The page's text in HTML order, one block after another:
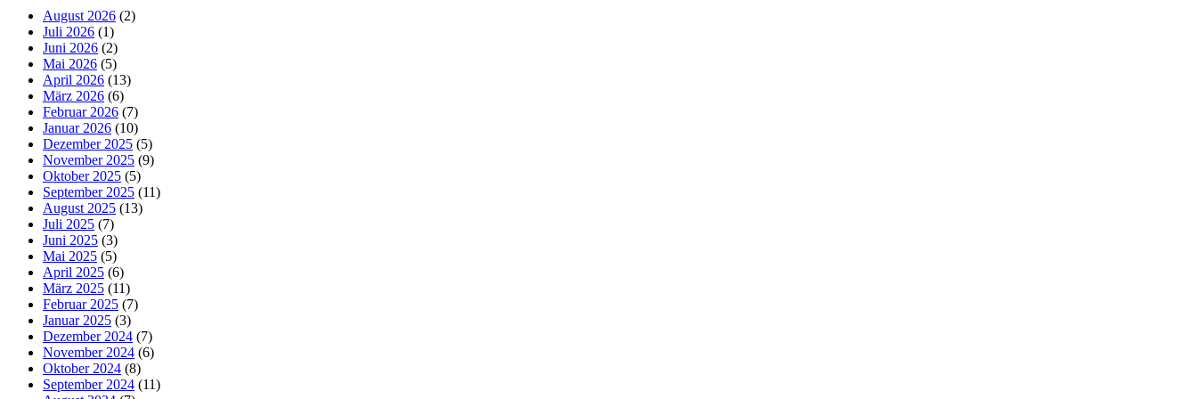
August 2026 (2)
Juli 2026 (1)
Juni 2026 (2)
Mai 2026 (5)
April 2026 (13)
März 2026 (6)
Februar 2026 (7)
Januar 2026 (10)
Dezember 2025 (5)
November 2025 (9)
Oktober 2025 (5)
September 2025 (11)
August 2025 (13)
Juli 2025 (7)
Juni 2025 (3)
Mai 2025 (5)
April 2025 (6)
März 2025 (11)
Februar 2025 (7)
Januar 2025 (3)
Dezember 2024 (7)
November 2024 (6)
Oktober 2024 (8)
September 2024 (11)